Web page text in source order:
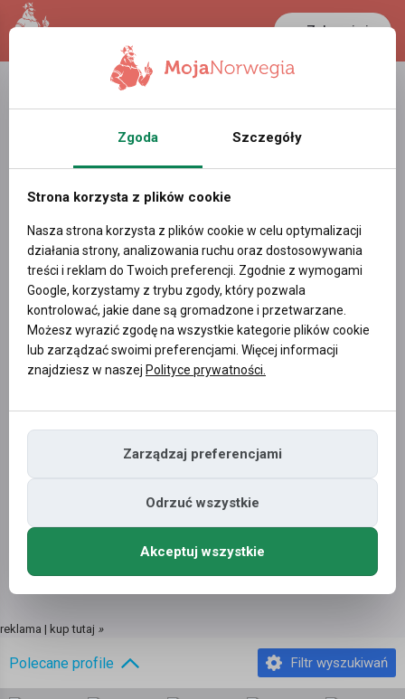
Zaloguj się
LANCASTER
23.1 °C 0.3898 PLN
reklama | kup tutaj »
Polecane profile Filtr wyszukiwań
Zgoda Szczegóły
Strona korzysta z plików cookie
Nasza strona korzysta z plików cookie w celu optymalizacji
działania strony, analizowania ruchu oraz dostosowywania
treści i reklam do Twoich preferencji. Zgodnie z wymogami
Google, korzystamy z trybu zgody, który pozwala
kontrolować, jakie dane są gromadzone i przetwarzane.
Możesz wyrazić zgodę na wszystkie kategorie plików cookie
lub zarządzać swoimi preferencjami. Więcej informacji
znajdziesz w naszej Polityce prywatności.
Zarządzaj preferencjami
Odrzuć wszystkie
Akceptuj wszystkie